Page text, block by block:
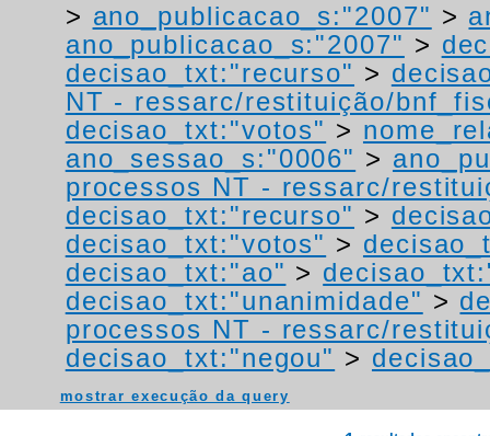
> ano_publicacao_s:"2007" >
ano_publicacao_s:"2007" >
decisao_txt:"recurso" >
NT - ressarc/restituição/
decisao_txt:"votos" >
ano_sessao_s:"0006" >
processos NT - ressarc/
decisao_txt:"recurso" >
decisao_txt:"votos" >
decisao_txt:"ao" >
decisao_txt:"unanimidade" >
processos NT - ressarc/
decisao_txt:"negou" >
mostrar execução da query